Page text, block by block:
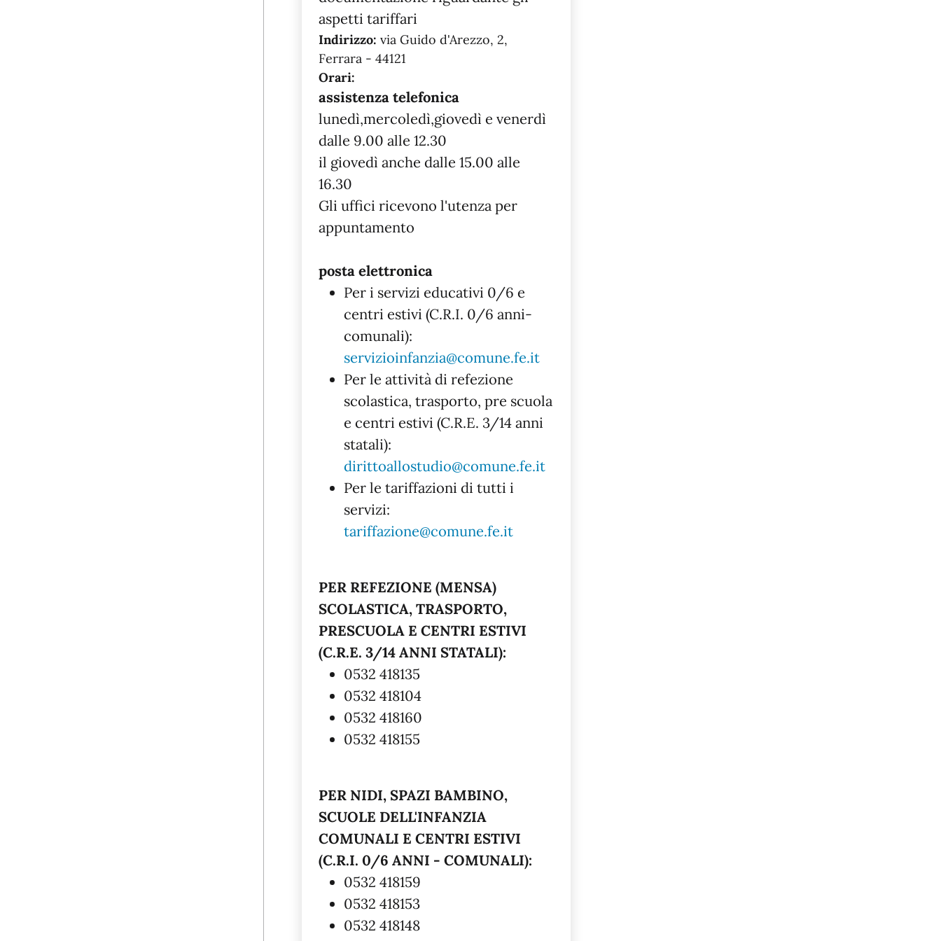
aspetti tariffari
Indirizzo: via Guido d'Arezzo, 2,
Ferrara - 44121
Orari:
assistenza telefonica
lunedì,mercoledì,giovedì e venerdì
dalle 9.00 alle 12.30
il giovedì anche dalle 15.00 alle
16.30
Gli uffici ricevono l'utenza per
appuntamento
posta elettronica
Per i servizi educativi 0/6 e
centri estivi (C.R.I. 0/6 anni-
comunali):
servizioinfanzia@comune.fe.it
Per le attività di refezione
scolastica, trasporto, pre scuola
e centri estivi (C.R.E. 3/14 anni
statali):
dirittoallostudio@comune.fe.it
Per le tariffazioni di tutti i
servizi:
tariffazione@comune.fe.it
PER REFEZIONE (MENSA)
SCOLASTICA, TRASPORTO,
PRESCUOLA E CENTRI ESTIVI
(C.R.E. 3/14 ANNI STATALI):
0532 418135
0532 418104
0532 418160
0532 418155
PER NIDI, SPAZI BAMBINO,
SCUOLE DELL'INFANZIA
COMUNALI E CENTRI ESTIVI
(C.R.I. 0/6 ANNI - COMUNALI):
0532 418159
0532 418153
0532 418148